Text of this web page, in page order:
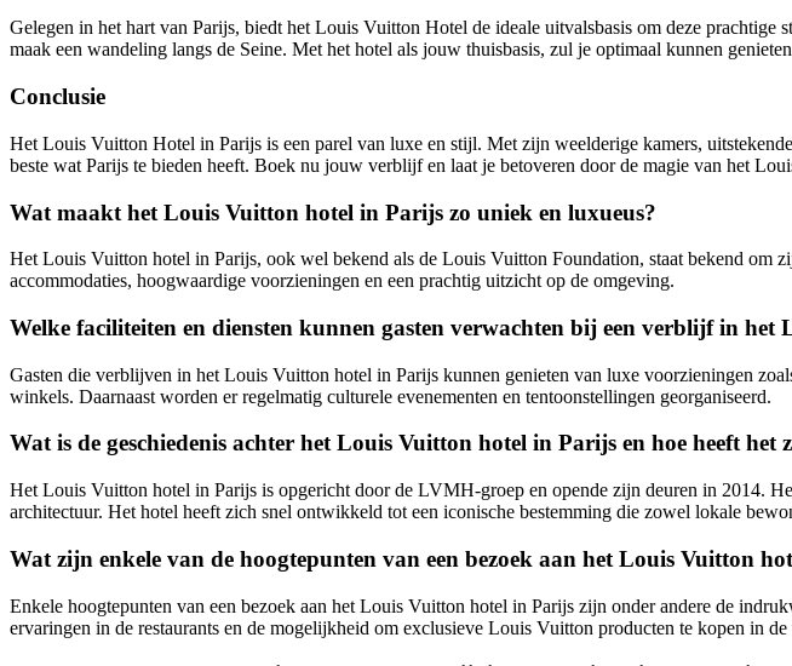
Gelegen in het hart van Parijs, biedt het Louis Vuitton Hotel de ideale uitvalsbasis om deze prachtige
maak een wandeling langs de Seine. Met het hotel als jouw thuisbasis, zul je optimaal kunnen
Conclusie
Het Louis Vuitton Hotel in Parijs is een parel van luxe en stijl. Met zijn weelderige kamers,
beste wat Parijs te bieden heeft. Boek nu jouw verblijf en laat je betoveren door de magie van het
Wat maakt het Louis Vuitton hotel in Parijs zo uniek en luxueus?
Het Louis Vuitton hotel in Parijs, ook wel bekend als de Louis Vuitton Foundation, staat bekend om
accommodaties, hoogwaardige voorzieningen en een prachtig uitzicht op de omgeving.
Welke faciliteiten en diensten kunnen gasten verwachten bij een verblijf in
Gasten die verblijven in het Louis Vuitton hotel in Parijs kunnen genieten van luxe voorzieningen
winkels. Daarnaast worden er regelmatig culturele evenementen en tentoonstellingen georganiseerd.
Wat is de geschiedenis achter het Louis Vuitton hotel in Parijs en hoe heeft
Het Louis Vuitton hotel in Parijs is opgericht door de LVMH-groep en opende zijn deuren in 2014.
architectuur. Het hotel heeft zich snel ontwikkeld tot een iconische bestemming die zowel lokale
Wat zijn enkele van de hoogtepunten van een bezoek aan het Louis Vuitton
Enkele hoogtepunten van een bezoek aan het Louis Vuitton hotel in Parijs zijn onder andere de
ervaringen in de restaurants en de mogelijkheid om exclusieve Louis Vuitton producten te kopen in